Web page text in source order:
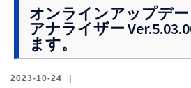
ュ
ー
オンラインアップデー
アナライザー
ます。
2023-10-24